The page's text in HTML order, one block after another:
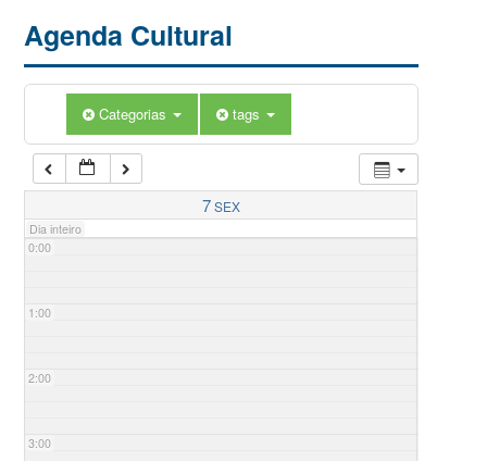
Agenda Cultural
Categorias tags
7SEX
Dia inteiro
0:00
1:00
2:00
3:00